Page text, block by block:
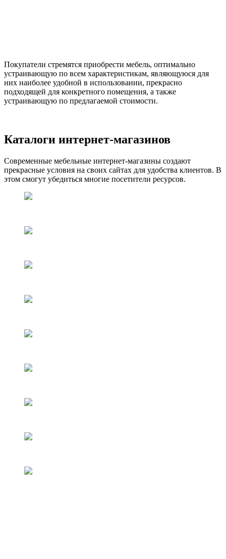
Покупатели стремятся приобрести мебель, оптимально
устраивающую по всем характеристикам, являющуюся для
них наиболее удобной в использовании, прекрасно
подходящей для конкретного помещения, а также
устраивающую по предлагаемой стоимости.
Каталоги интернет-магазинов
Современные мебельные интернет-магазины создают
прекрасные условия на своих сайтах для удобства клиентов. В
этом смогут убедиться многие посетители ресурсов.